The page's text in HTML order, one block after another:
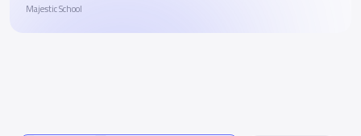
Majestic School